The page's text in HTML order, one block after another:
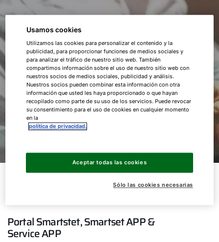
Controla cómodamente tu
Portal Smartstet, Smartset APP &
Service APP
¿Cómo podemos ayudarte?
Usamos cookies
Utilizamos las cookies para personalizar el contenido y la
publicidad, para proporcionar funciones de medios sociales y
para analizar el tráfico de nuestro sitio web. También
compartimos información sobre el uso de nuestro sitio web con
nuestros socios de medios sociales, publicidad y análisis.
Nuestros socios pueden combinar esta información con otra
información que usted les haya proporcionado o que hayan
recopilado como parte de su uso de los servicios. Puede revocar
su consentimiento para el uso de cookies en cualquier momento
en la
política de privacidad.
Sólo las cookies necesarias
Aceptar todas las cookies